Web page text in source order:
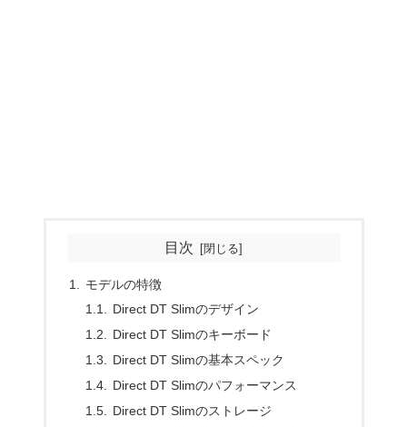
目次
モデルの特徴
Direct DT Slimのデザイン
Direct DT Slimのキーボード
Direct DT Slimの基本スペック
Direct DT Slimのパフォーマンス
Direct DT Slimのストレージ